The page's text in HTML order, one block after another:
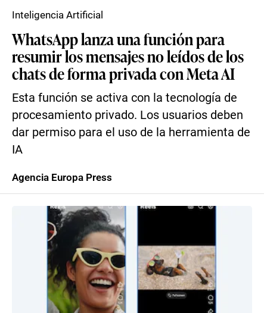
WhatsApp lanza una función para
resumir los mensajes no leídos de los
chats de forma privada con Meta AI
Esta función se activa con la tecnología de
procesamiento privado. Los usuarios deben
dar permiso para el uso de la herramienta de
IA
Inteligencia Artificial
Agencia Europa Press